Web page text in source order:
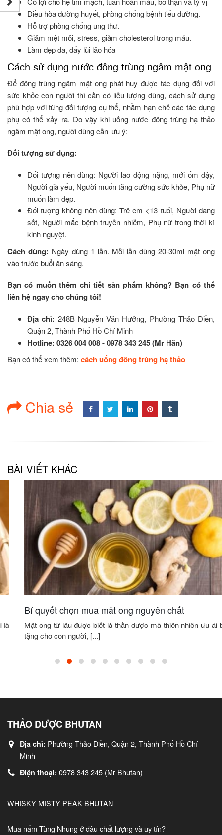
Điều hòa đường huyết, phòng chống bệnh tiểu đường.
Hỗ trợ phòng chống ung thư.
Giảm mệt mỏi, stress, giảm cholesterol trong máu.
Làm đẹp da, đẩy lùi lão hóa
Cách sử dụng nước đông trùng ngâm mật ong
Để đông trùng ngâm mật ong phát huy được tác dụng đối với
sức khỏe con người thì cần có liều lượng dùng, cách sử dụng
phù hợp với từng đối tượng cụ thể, nhằm hạn chế các tác dụng
phụ có thể xảy ra. Do vậy khi uống nước đông trùng hạ thảo
ngâm mật ong, người dùng cần lưu ý:
Đối tượng sử dụng:
Đối tượng nên dùng: Người lao động nặng, mới ốm dậy,
Người già yếu, Người muốn tăng cường sức khỏe, Phụ nữ
muốn làm đẹp.
Đối tượng không nên dùng: Trẻ em <13 tuổi, Người đang
sốt, Người mắc bệnh truyền nhiễm, Phụ nữ trong thời kì
kinh nguyệt.
Cách dùng: Ngày dùng 1 lần. Mỗi lần dùng 20-30ml mật ong
vào trước buổi ăn sáng.
Bạn có muốn thêm chi tiết sản phẩm không? Bạn có thể
liên hệ ngay cho chúng tôi!
Địa chỉ: 248B Nguyễn Văn Hưởng, Phường Thảo Điền,
Quận 2, Thành Phố Hồ Chí Minh
Hotline: 0326 004 008 - 0978 343 245 (Mr Hãn)
Bạn có thể xem thêm: cách uống đông trùng hạ thảo
Chia sẻ
BÀI VIẾT KHÁC
Bí quyết chọn mua mật ong nguyên chất
Mật ong từ lâu được biết là thần dược mà thiên nhiên ưu ái ban
tặng cho con người, [...]
THẢO DƯỢC BHUTAN
Địa chỉ: Phường Thảo Điền, Quận 2, Thành Phố Hồ Chí
Minh
Điện thoại: 0978 343 245 (Mr Bhutan)
WHISKY MISTY PEAK BHUTAN
Mua nấm Tùng Nhung ở đâu chất lượng và uy tín?